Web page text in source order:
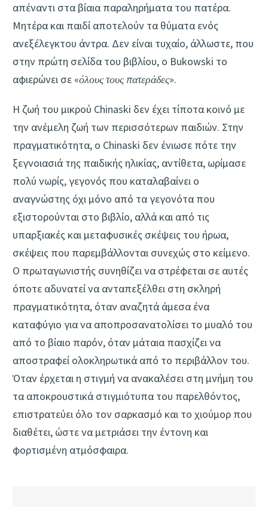
απέναντι στα βίαια παραληρήματα του πατέρα.
Μητέρα και παιδί αποτελούν τα θύματα ενός
ανεξέλεγκτου άντρα. Δεν είναι τυχαίο, άλλωστε, που
στην πρώτη σελίδα του βιβλίου, ο Bukowski το
αφιερώνει σε «όλους τους πατεράδες».
Η ζωή του μικρού Chinaski δεν έχει τίποτα κοινό με
την ανέμελη ζωή των περισσότερων παιδιών. Στην
πραγματικότητα, ο Chinaski δεν ένιωσε πότε την
ξεγνοιασιά της παιδικής ηλικίας, αντίθετα, ωρίμασε
πολύ νωρίς, γεγονός που καταλαβαίνει ο
αναγνώστης όχι μόνο από τα γεγονότα που
εξιστορούνται στο βιβλίο, αλλά και από τις
υπαρξιακές και μεταφυσικές σκέψεις του ήρωα,
σκέψεις που παρεμβάλλονται συνεχώς στο κείμενο.
Ο πρωταγωνιστής συνηθίζει να στρέφεται σε αυτές
όποτε αδυνατεί να ανταπεξέλθει στη σκληρή
πραγματικότητα, όταν αναζητά άμεσα ένα
καταφύγιο για να αποπροσανατολίσει το μυαλό του
από το βίαιο παρόν, όταν μάταια πασχίζει να
αποστραφεί ολοκληρωτικά από το περιβάλλον του.
Όταν έρχεται η στιγμή να ανακαλέσει στη μνήμη του
τα αποκρουστικά στιγμιότυπα του παρελθόντος,
επιστρατεύει όλο τον σαρκασμό και το χιούμορ που
διαθέτει, ώστε να μετριάσει την έντονη και
φορτισμένη ατμόσφαιρα.